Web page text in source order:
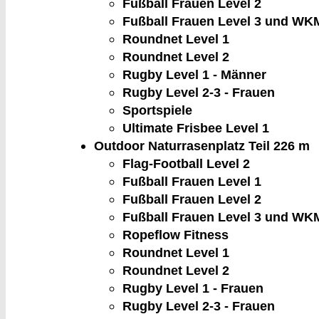
Fußball Frauen Level 3 und
Roundnet Level 1
Roundnet Level 2
Rugby Level 1 - Männer
Rugby Level 2-3 - Frauen
Sportspiele
Ultimate Frisbee Level 1
Outdoor Naturrasenplatz Teil 226 m
Flag-Football Level 2
Fußball Frauen Level 1
Fußball Frauen Level 2
Fußball Frauen Level 3 und
Ropeflow Fitness
Roundnet Level 1
Roundnet Level 2
Rugby Level 1 - Frauen
Rugby Level 2-3 - Frauen